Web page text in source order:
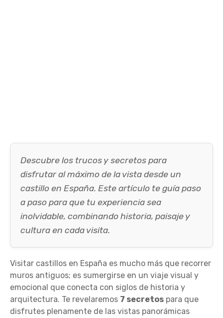
Descubre los trucos y secretos para
disfrutar al máximo de la vista desde un
castillo en España. Este artículo te guía paso
a paso para que tu experiencia sea
inolvidable, combinando historia, paisaje y
cultura en cada visita.
Visitar castillos en España es mucho más que recorrer
muros antiguos; es sumergirse en un viaje visual y
emocional que conecta con siglos de historia y
arquitectura. Te revelaremos 7 secretos para que
disfrutes plenamente de las vistas panorámicas